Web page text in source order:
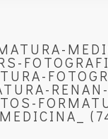
MEDICINA_